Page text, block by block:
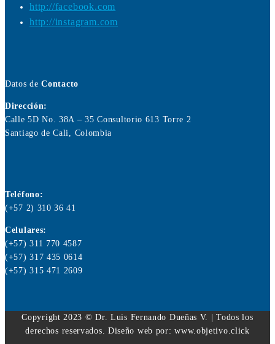
http://facebook.com
http://instagram.com
Datos deContacto
Dirección:
Calle 5D No. 38A – 35 Consultorio 613 Torre 2
Santiago de Cali, Colombia
Teléfono:
(+57 2) 310 36 41
Celulares:
(+57) 311 770 4587
(+57) 317 435 0614
(+57) 315 471 2609
Copyright 2023 © Dr. Luis Fernando Dueñas V. | Todos los
derechos reservados. Diseño web por: www.objetivo.click